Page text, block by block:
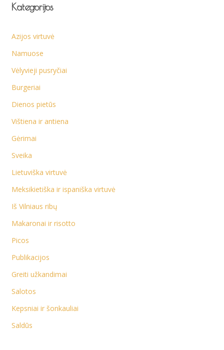
Kategorijos
Azijos virtuvė
Namuose
Vėlyvieji pusryčiai
Burgeriai
Dienos pietūs
Vištiena ir antiena
Gėrimai
Sveika
Lietuviška virtuvė
Meksikietiška ir ispaniška virtuvė
Iš Vilniaus ribų
Makaronai ir risotto
Picos
Publikacijos
Greiti užkandimai
Salotos
Kepsniai ir šonkauliai
Saldūs